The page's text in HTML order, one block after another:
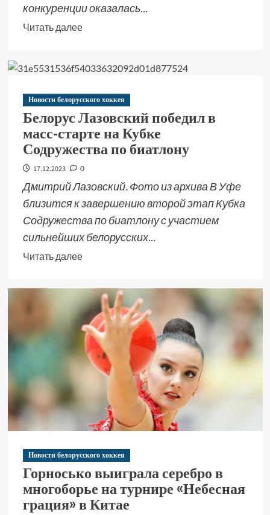
конкуренции оказалась...
Читать далее
Новости белорусского хоккея
Белорус Лазовский победил в
масс-старте на Кубке
Содружества по биатлону
17.12.2023 0
Дмитрий Лазовский. Фото из архива В Уфе
близится к завершению второй этап Кубка
Содружества по биатлону с участием
сильнейших белорусских...
Читать далее
Новости белорусского хоккея
Горносько выиграла серебро в
многоборье на турнире «Небесная
грация» в Китае